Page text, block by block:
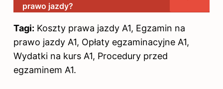
prawo jazdy?
Tagi: Koszty prawa jazdy A1, Egzamin na
prawo jazdy A1, Opłaty egzaminacyjne A1,
Wydatki na kurs A1, Procedury przed
egzaminem A1.